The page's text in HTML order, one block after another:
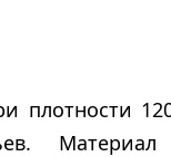
плотности
Материал